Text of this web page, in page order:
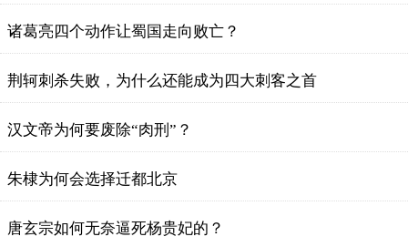
诸葛亮四个动作让蜀国走向败亡？
荆轲刺杀失败，为什么还能成为四大刺客之首
汉文帝为何要废除“肉刑”？
朱棣为何会选择迁都北京
唐玄宗如何无奈逼死杨贵妃的？